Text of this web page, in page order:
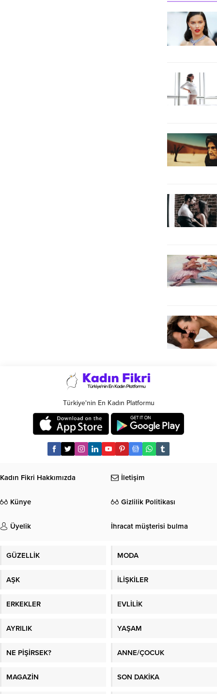
Türkiye'nin En Kadın Platformu
Kadın Fikri Hakkımızda İletişim
Künye Gizlilik Politikası
Üyelik İhracat müşterisi bulma
GÜZELLİK MODA
AŞK İLİŞKİLER
ERKEKLER EVLİLİK
AYRILIK YAŞAM
NE PİŞİRSEK? ANNE/ÇOCUK
MAGAZİN SON DAKİKA